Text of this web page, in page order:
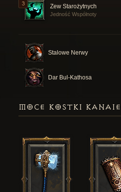
Zew Starożytnych
Jedność Wspólnoty
Stalowe Nerwy
Dar Bul-Kathosa
MOCE KOSTKI